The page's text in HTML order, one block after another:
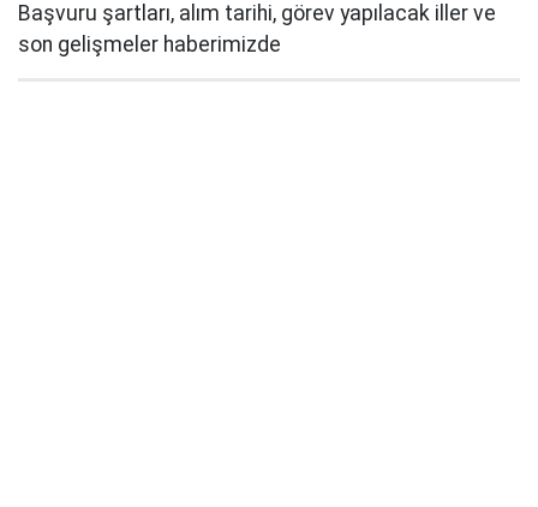
Başvuru şartları, alım tarihi, görev yapılacak iller ve
son gelişmeler haberimizde